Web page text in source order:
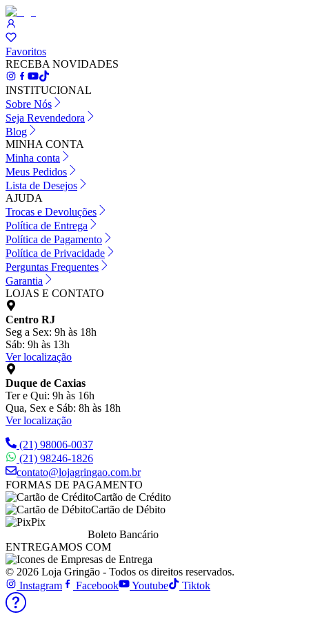
Favoritos
RECEBA NOVIDADES
INSTITUCIONAL
Sobre Nós
Seja Revendedora
Blog
MINHA CONTA
Minha conta
Meus Pedidos
Lista de Desejos
AJUDA
Trocas e Devoluções
Política de Entrega
Política de Pagamento
Política de Privacidade
Perguntas Frequentes
Garantia
LOJAS E CONTATO
Centro RJ
Seg a Sex: 9h às 18h
Sáb: 9h às 13h
Ver localização
Duque de Caxias
Ter e Qui: 9h às 16h
Qua, Sex e Sáb: 8h às 18h
Ver localização
(21) 98006-0037
(21) 98246-1826
contato@lojagringao.com.br
FORMAS DE PAGAMENTO
Cartão de Crédito
Cartão de Débito
Pix
Boleto Bancário
ENTREGAMOS COM
© 2026 Loja Gringão - Todos os direitos reservados.
Instagram
Facebook Youtube Tiktok